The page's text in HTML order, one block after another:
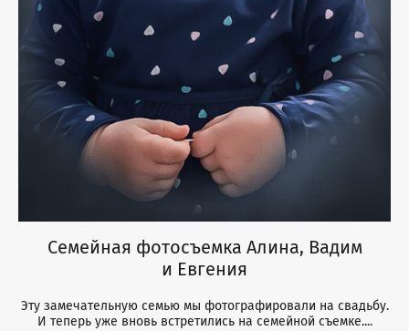
Семейная фотосъемка Алина, Вадим
и Евгения
Эту замечательную семью мы фотографировали на свадьбу.
И теперь уже вновь встретились на семейной съемке....